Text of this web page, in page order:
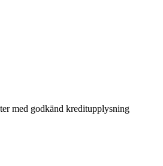
med godkänd kreditupplysning